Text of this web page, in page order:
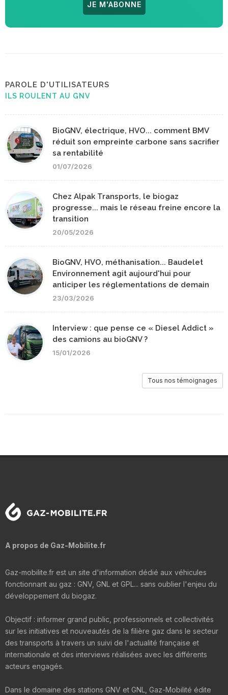
JE M'ABONNE
PAROLE D'UTILISATEURS
ILS ROULENT AU GNV
BioGNV, électrique, HVO... comment BMV
réduit son empreinte carbone sans sacrifier
sa rentabilité
01/07/2026
Chez Alpak Transports, le biogaz
progresse... mais le réseau freine encore la
transition
20/05/2026
BioGNV, HVO, méthanisation... Baudelet
Environnement agit aujourd'hui pour
anticiper les réglementations de demain
23/03/2026
Interview : que pense ce « Diesel Addict »
des camions au bioGNV ?
15/01/2026
Tous nos témoignages
A propos de Gaz-Mobilite.fr
Gaz-mobilite.fr est un site d'information dédié aux véhicules
fonctionnant au gaz : GNV, GNL et GPL... sans oublier l'enjeu du
développement du biogaz.
Objectif : informer grand public, professionnels et collectivités
sur les initiatives et nouveautés de la filière gaz dans le secteur
des transports à travers un suivi de l'actualité française et
internationale et des interviews réalisées avec les différents
acteurs engagés.
Dans le domaine des stations GNV et GNL, Gaz-Mobilité édite